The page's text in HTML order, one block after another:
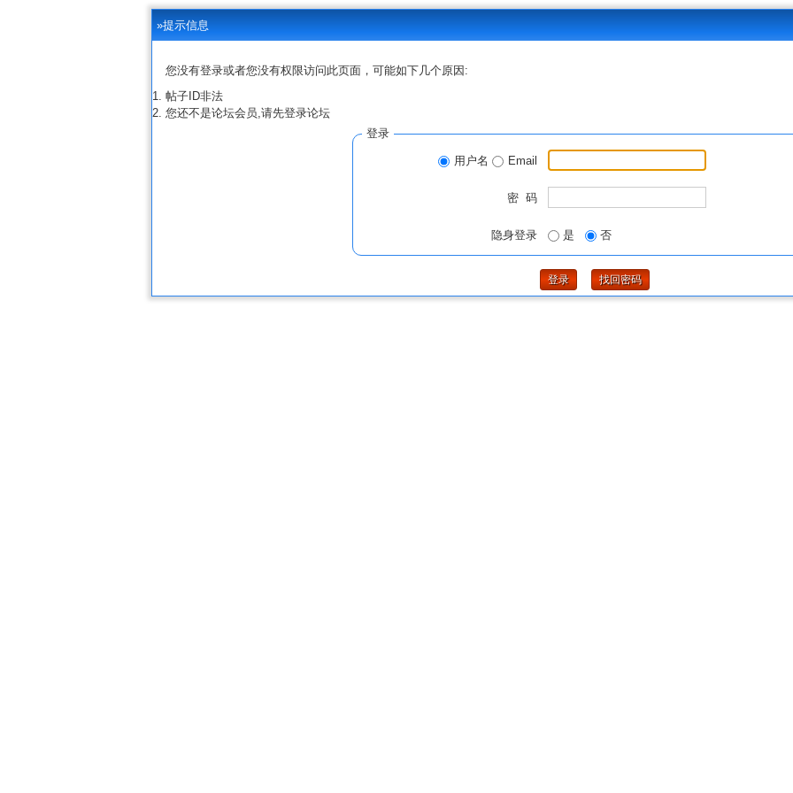
»提示信息
您没有登录或者您没有权限访问此页面，可能如下几个原因:
帖子ID非法
您还不是论坛会员,请先登录论坛
登录
用户名 Email
密 码
隐身登录 是 否